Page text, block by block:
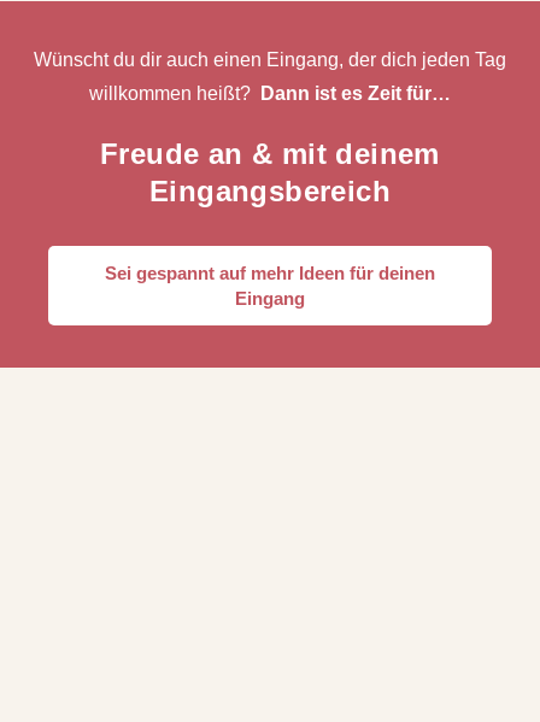
Wünscht du dir auch einen Eingang, der dich jeden Tag
willkommen heißt?
Dann ist es Zeit für…
Freude an & mit deinem
Eingangsbereich
Sei gespannt auf mehr Ideen für deinen
Eingang